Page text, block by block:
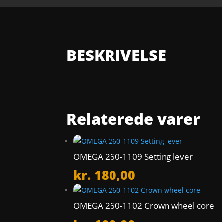
BESKRIVELSE
Relaterede varer
OMEGA 260-1109 Setting lever
kr. 180,00
OMEGA 260-1102 Crown wheel core